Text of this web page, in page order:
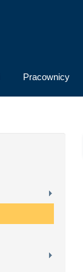
Pracownicy